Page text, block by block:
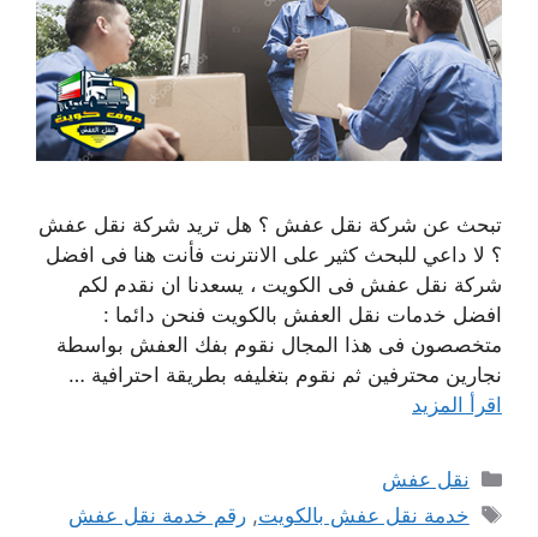
تبحث عن شركة نقل عفش ؟ هل تريد شركة نقل عفش
؟ لا داعي للبحث كثير على الانترنت فأنت هنا فى افضل
شركة نقل عفش فى الكويت ، يسعدنا ان نقدم لكم
افضل خدمات نقل العفش بالكويت فنحن دائما :
متخصصون فى هذا المجال نقوم بفك العفش بواسطة
نجارين محترفين ثم نقوم بتغليفه بطريقة احترافية …
اقرأ المزيد
التصنيفات
نقل عفش
الوسوم
خدمة نقل عفش بالكويت,رقم خدمة نقل عفش